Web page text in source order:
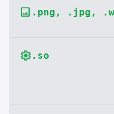
image .png, .jpg,
settings .so